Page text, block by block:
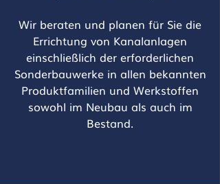
Wir beraten und planen für Sie die
Errichtung von Kanalanlagen
einschließlich der erforderlichen
Sonderbauwerke in allen bekannten
Produktfamilien und Werkstoffen
sowohl im Neubau als auch im
Bestand.